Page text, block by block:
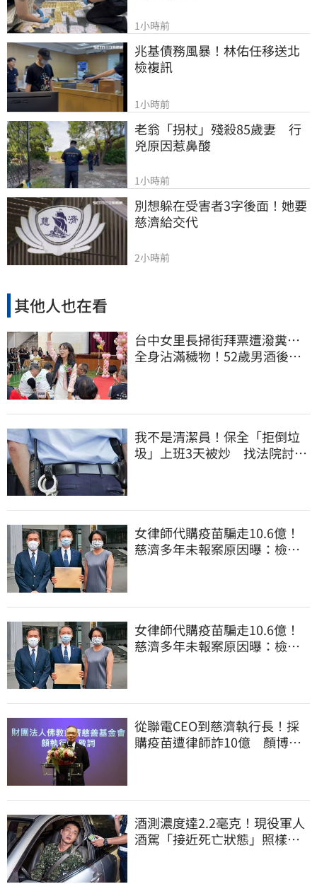
1小時前
兆基債務風暴！林佑任移送北
檢複訊
1小時前
老翁「拐杖」殘殺85歲妻　行
兇原因惹鼻酸
1小時前
別想躲在受害者3字後面！她要
慈濟給交代
2小時前
其他人也在看
台中女里長掃街拜票遭潑糞⋯
全身沾滿穢物！52歲男酒後失
我不是清潔員！保全「拒倒垃
圾」上班3天被炒 找法院討公
女律師代購疫苗騙走10.6億！
慈濟多年未報案原因曝：檢警
女律師代購疫苗騙走10.6億！
慈濟多年未報案原因曝：檢警
從聯電CEO到慈濟執行長！採
購疫苗遭律師詐10億 顏博
酒測濃度達2.2毫克！現役軍人
酒駕「接近死亡狀態」照樣開